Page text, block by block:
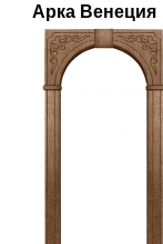
Арка Венеция